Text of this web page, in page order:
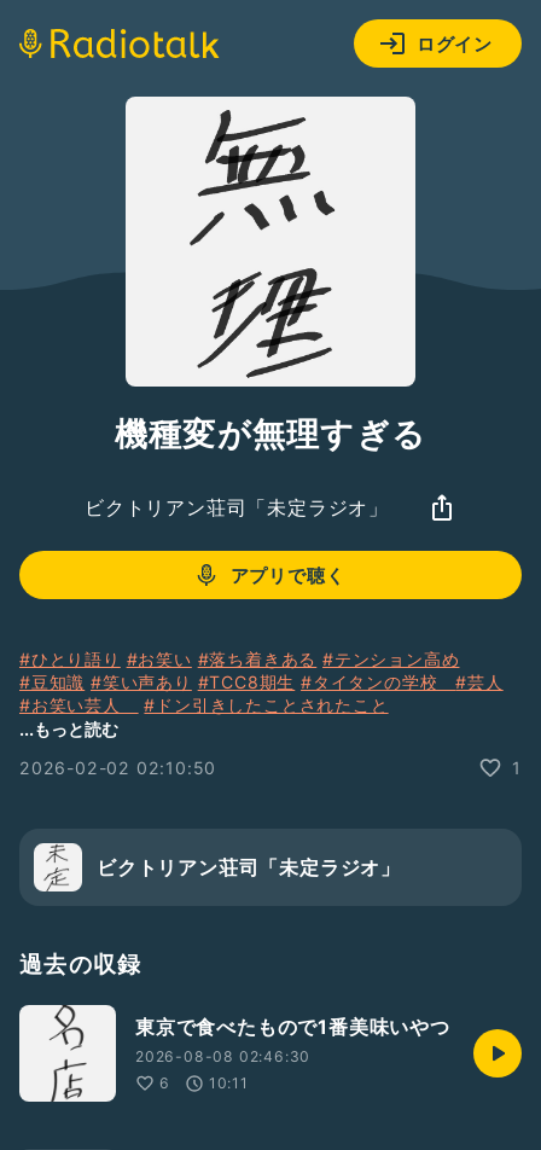
ログイン
機種変が無理すぎる
ビクトリアン荘司「未定ラジオ」
アプリで聴く
#ひとり語り #お笑い #落ち着きある #テンション高め
#豆知識 #笑い声あり #TCC8期生 #タイタンの学校#芸人
#お笑い芸人
#ドン引きしたことされたこと
#最近学んだ知識を披露する
...もっと読む
2026-02-02 02:10:50
1
ビクトリアン荘司「未定ラジオ」
過去の収録
東京で食べたもので1番美味いやつ
2026-08-08 02:46:30
6
10:11